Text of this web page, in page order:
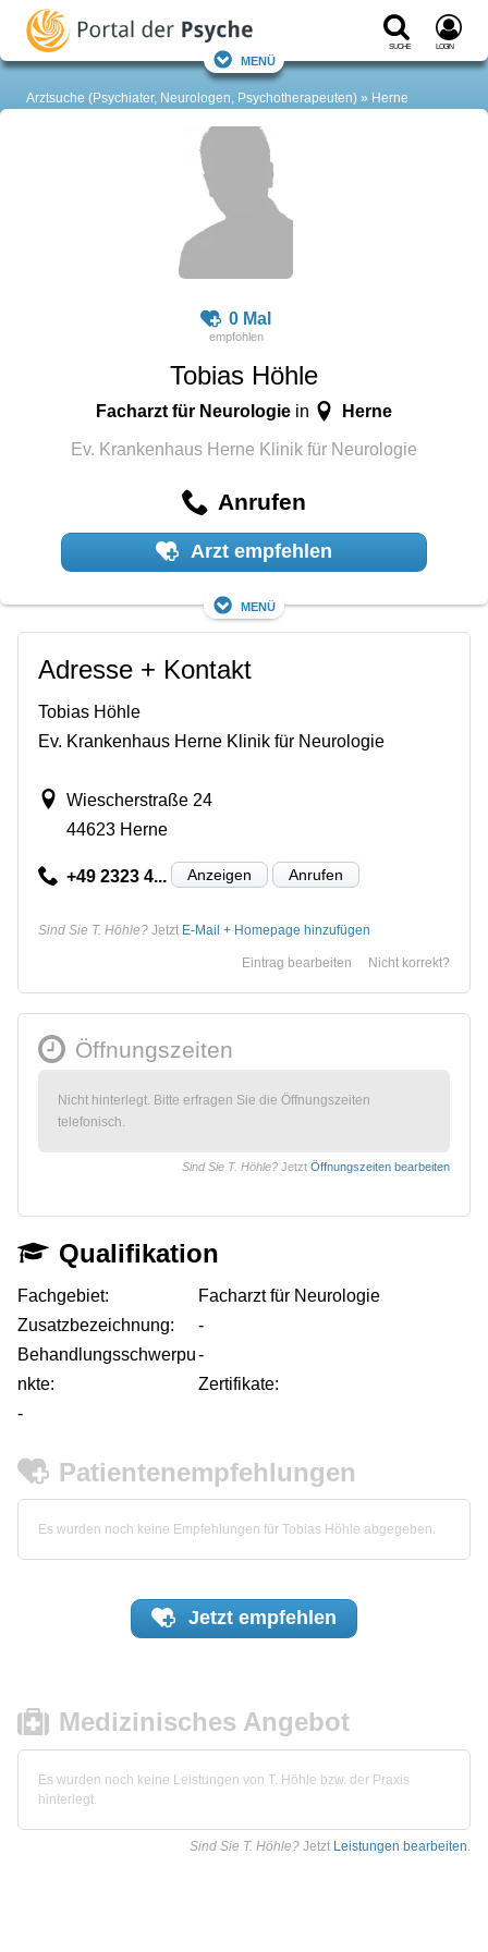
Suche Login
Menü
Arztsuche (Psychiater, Neurologen, Psychotherapeuten) Herne
0 Mal
Tobias Höhle
Facharzt für Neurologie in Herne
Ev. Krankenhaus Herne Klinik für Neurologie
Anrufen
Arzt empfehlen
Menü
Adresse + Kontakt
Tobias Höhle
Ev. Krankenhaus Herne Klinik für Neurologie
Wiescherstraße 24
44623 Herne
+49 2323 4... Anzeigen Anrufen
Sind Sie T. Höhle? Jetzt E-Mail + Homepage hinzufügen
Nicht korrekt?
Eintrag bearbeiten
Öffnungszeiten
Nicht hinterlegt. Bitte erfragen Sie die Öffnungszeiten
telefonisch.
Sind Sie T. Höhle? Jetzt Öffnungszeiten bearbeiten
Qualifikation
Fachgebiet:
Facharzt für Neurologie
Zusatzbezeichnung:
-
Behandlungsschwerpu
nkte:
-
Zertifikate:
-
Patientenempfehlungen
Es wurden noch keine Empfehlungen für Tobias Höhle abgegeben.
Jetzt empfehlen
Medizinisches Angebot
Es wurden noch keine Leistungen von T. Höhle bzw. der Praxis
hinterlegt.
Sind Sie T. Höhle? Jetzt Leistungen bearbeiten.